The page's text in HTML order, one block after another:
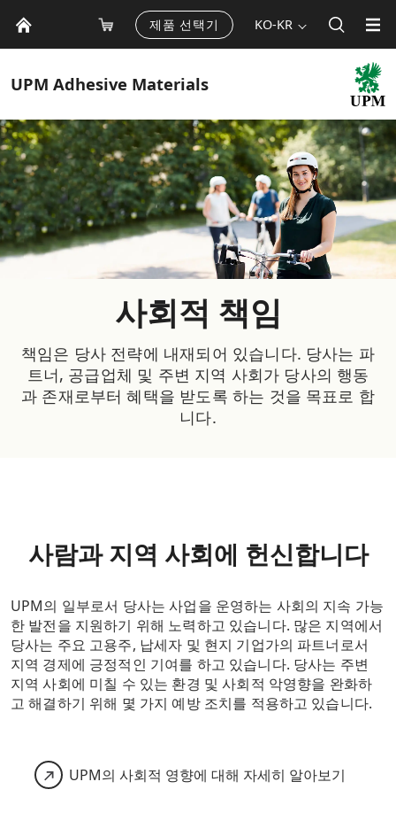
제품 선택기 KO-KR
UPM Adhesive Materials
사회적 책임
책임은 당사 전략에 내재되어 있습니다. 당사는 파
트너, 공급업체 및 주변 지역 사회가 당사의 행동
과 존재로부터 혜택을 받도록 하는 것을 목표로 합
니다.
사람과 지역 사회에 헌신합니다
UPM의 일부로서 당사는 사업을 운영하는 사회의 지속 가능
한 발전을 지원하기 위해 노력하고 있습니다. 많은 지역에서
당사는 주요 고용주, 납세자 및 현지 기업가의 파트너로서
지역 경제에 긍정적인 기여를 하고 있습니다. 당사는 주변
지역 사회에 미칠 수 있는 환경 및 사회적 악영향을 완화하
고 해결하기 위해 몇 가지 예방 조치를 적용하고 있습니다.
UPM의 사회적 영향에 대해 자세히 알아보기